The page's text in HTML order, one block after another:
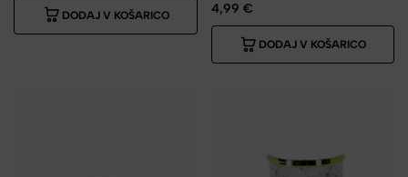
DODAJ V KOŠARICO
4,99 €
DODAJ V KOŠARICO